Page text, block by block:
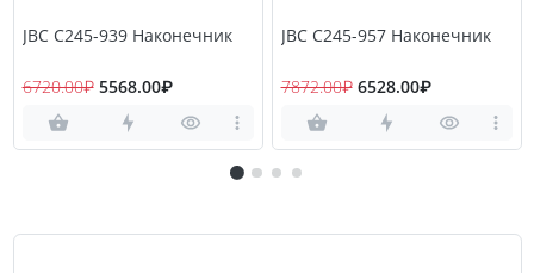
JBC C245-939 Наконечник
6720.00₽ 5568.00₽
JBC C245-957 Наконечник
7872.00₽ 6528.00₽